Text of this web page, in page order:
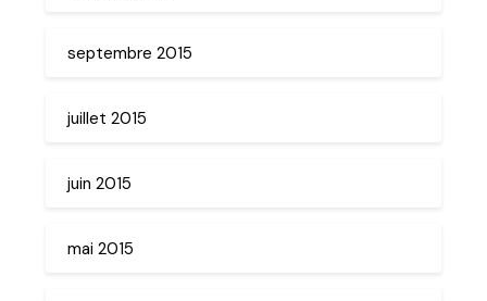
septembre 2015
juillet 2015
juin 2015
mai 2015